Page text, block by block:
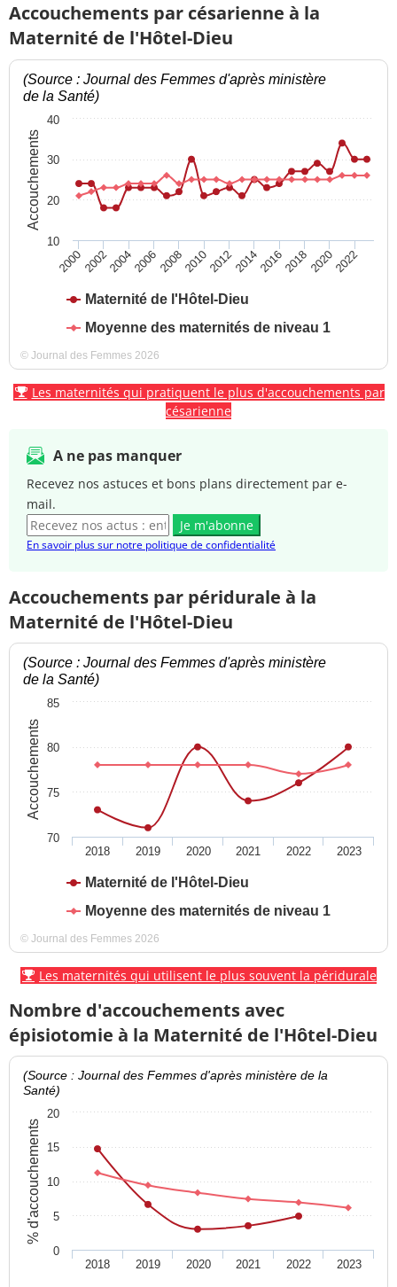
Accouchements par césarienne à la
Maternité de l'Hôtel-Dieu
Accouchements
(Source : Journal des Femmes d'après ministère
de la Santé)
Maternité de l'Hôtel-Dieu
Moyenne des maternités de niveau 1
200020022004200620082010201220142016201820202022
10
20
30
40
© Journal des Femmes 2026
Les maternités qui pratiquent le plus d'accouchements par
césarienne
A ne pas manquer
Recevez nos astuces et bons plans directement par e-
mail.
Je m'abonne
En savoir plus sur notre politique de confidentialité
Accouchements par péridurale à la
Maternité de l'Hôtel-Dieu
Accouchements
(Source : Journal des Femmes d'après ministère
de la Santé)
Maternité de l'Hôtel-Dieu
Moyenne des maternités de niveau 1
2018 2019 2020 2021 2022 2023
70
75
80
85
© Journal des Femmes 2026
Les maternités qui utilisent le plus souvent la péridurale
Nombre d'accouchements avec
épisiotomie à la Maternité de l'Hôtel-Dieu
% d'accouchements
(Source : Journal des Femmes d'après ministère de la
Santé)
2018 2019 2020 2021 2022 2023
0
5
10
15
20